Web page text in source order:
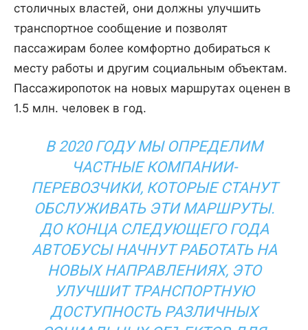
столичных властей, они должны улучшить
транспортное сообщение и позволят
пассажирам более комфортно добираться к
месту работы и другим социальным объектам.
Пассажиропоток на новых маршрутах оценен в
1.5 млн. человек в год.
В 2020 ГОДУ МЫ ОПРЕДЕЛИМ
ЧАСТНЫЕ КОМПАНИИ-
ПЕРЕВОЗЧИКИ, КОТОРЫЕ СТАНУТ
ОБСЛУЖИВАТЬ ЭТИ МАРШРУТЫ.
ДО КОНЦА СЛЕДУЮЩЕГО ГОДА
АВТОБУСЫ НАЧНУТ РАБОТАТЬ НА
НОВЫХ НАПРАВЛЕНИЯХ, ЭТО
УЛУЧШИТ ТРАНСПОРТНУЮ
ДОСТУПНОСТЬ РАЗЛИЧНЫХ